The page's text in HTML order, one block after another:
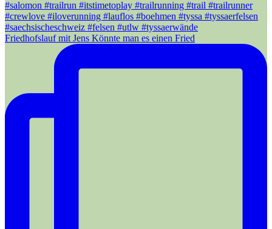
Friedhofslauf mit Jens Könnte man es einen Fried